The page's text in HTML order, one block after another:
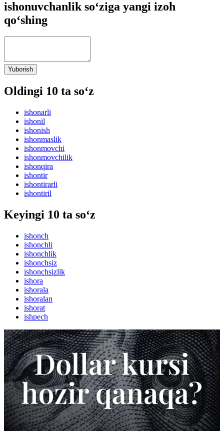
ishonuvchanlik so‘ziga yangi izoh
qo‘shing
Yuborish
Oldingi 10 ta so‘z
ishonarli
ishonil
ishonish
ishonmaslik
ishonmovchi
ishonmovchilik
ishonqira
ishontir
ishontirarli
ishontiril
Keyingi 10 ta so‘z
ishonch
ishonchli
ishonchlik
ishonchsiz
ishonchsizlik
ishora
ishorala
ishoralan
ishorat
ishpech